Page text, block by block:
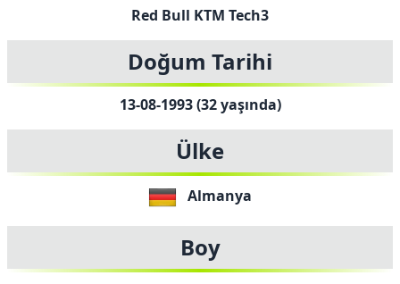
Red Bull KTM Tech3
Doğum Tarihi
13-08-1993 (32 yaşında)
Ülke
Almanya
Boy